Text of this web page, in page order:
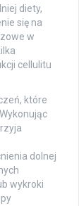
diety,
się na
w
cellulitu
które
dolnej
wykroki